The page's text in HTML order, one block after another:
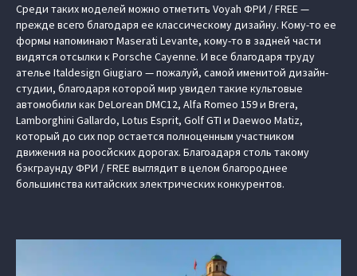
Среди таких моделей можно отметить Voyah ФРИ / FREE —
прежде всего благодаря ее классическому дизайну. Кому-то ее
формы напоминают Maserati Levante, кому-то в задней части
видятся отсылки к Porsche Cayenne. И все благодаря труду
ателье Italdesign Giugiaro — пожалуй, самой именитой дизайн-
студии, благодаря которой мир увидел такие культовые
автомобили как DeLorean DMC12, Alfa Romeo 159 и Brera,
Lamborghini Gallardo, Lotus Esprit, Golf GTI и Daewoo Matiz,
который до сих пор остается полноценным участником
движения на роосйских дорогах. Благоадаря столь такому
бэкграунду ФРИ / FREE выглядит в целом благороднее
большинства китайских электрических конкурентов.